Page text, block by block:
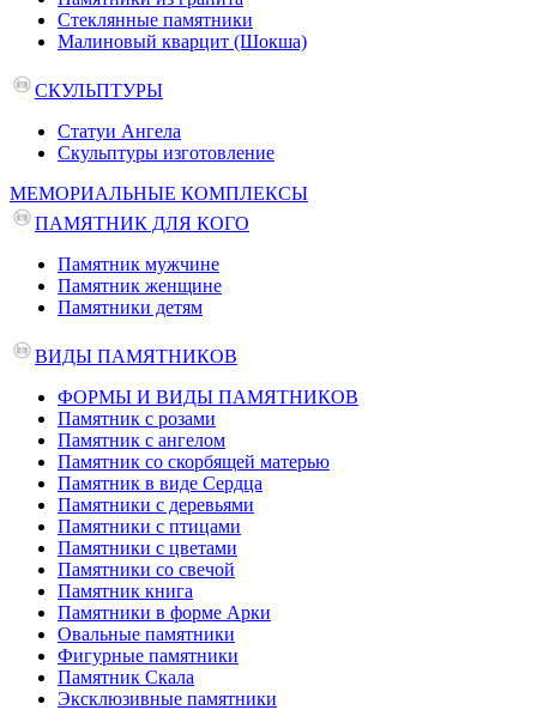
Стеклянные памятники
Малиновый кварцит (Шокша)
СКУЛЬПТУРЫ
Статуи Ангела
Скульптуры изготовление
МЕМОРИАЛЬНЫЕ КОМПЛЕКСЫ
ПАМЯТНИК ДЛЯ КОГО
Памятник мужчине
Памятник женщине
Памятники детям
ВИДЫ ПАМЯТНИКОВ
ФОРМЫ И ВИДЫ ПАМЯТНИКОВ
Памятник с розами
Памятник с ангелом
Памятник со скорбящей матерью
Памятник в виде Сердца
Памятники с деревьями
Памятники с птицами
Памятники с цветами
Памятники со свечой
Памятник книга
Памятники в форме Арки
Овальные памятники
Фигурные памятники
Памятник Скала
Эксклюзивные памятники